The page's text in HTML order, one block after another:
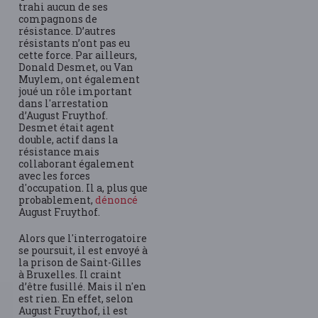
trahi aucun de ses
compagnons de
résistance. D’autres
résistants n’ont pas eu
cette force. Par ailleurs,
Donald Desmet, ou Van
Muylem, ont également
joué un rôle important
dans l'arrestation
d’August Fruythof.
Desmet était agent
double, actif dans la
résistance mais
collaborant également
avec les forces
d'occupation. Il a, plus que
probablement,dénoncé
August Fruythof.
Alors que l'interrogatoire
se poursuit, il est envoyé à
la prison de Saint-Gilles
à Bruxelles. Il craint
d’être fusillé. Mais il n'en
est rien. En effet, selon
August Fruythof, il est